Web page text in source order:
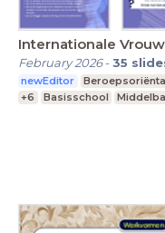
Internationale
February 2026-35
newEditor
+6
Basisschool